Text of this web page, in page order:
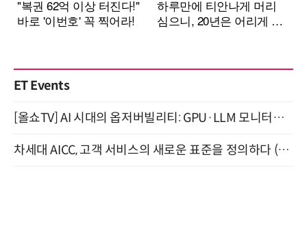
ET Events
[올쇼TV] AI 시대의 옵저버빌리티: GPU·LLM 모니터링부터 AI 기반 장애 대응까지 (8/11 생방송)
차세대 AICC, 고객 서비스의 새로운 표준을 정의하다 (9/9)